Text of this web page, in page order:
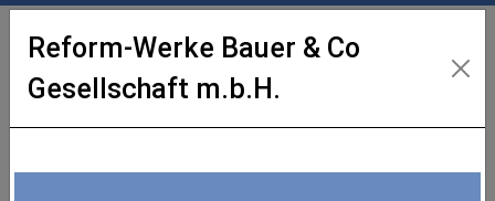
Industrielandkarte Oberösterreich
Reform-Werke Bauer & Co
Gesellschaft m.b.H.